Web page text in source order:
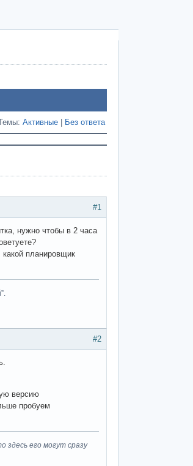
Активные Без ответа
#1
нужно чтобы в 2 часа
планировщик
#2
версию
пробуем
здесь его могут сразу